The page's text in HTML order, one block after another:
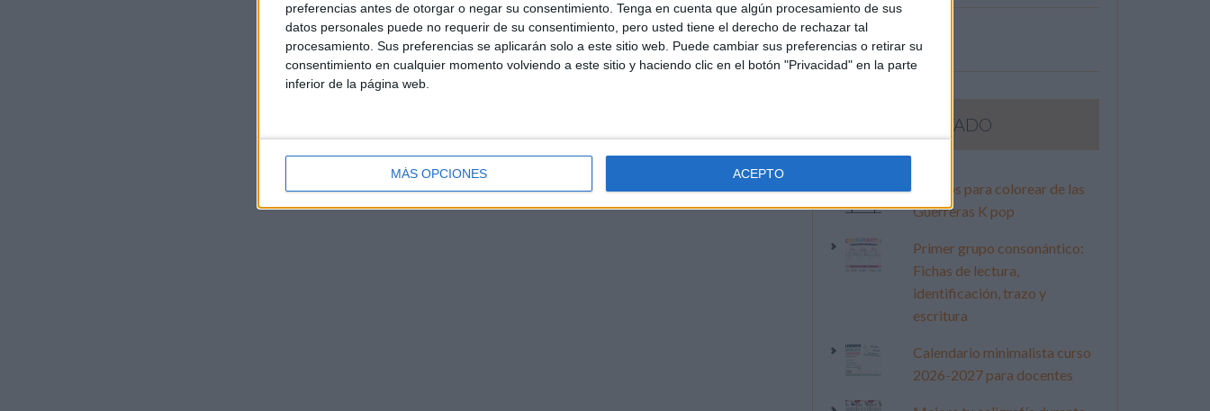
preferencias antes de otorgar o negar su consentimiento. Tenga en cuenta que algún procesamiento de sus
datos personales puede no requerir de su consentimiento, pero usted tiene el derecho de rechazar tal
procesamiento. Sus preferencias se aplicarán solo a este sitio web. Puede cambiar sus preferencias o retirar su
consentimiento en cualquier momento volviendo a este sitio y haciendo clic en el botón "Privacidad" en la parte
inferior de la página web.
MÁS OPCIONES ACEPTO
LO MÁS VISITADO
Dibujos para colorear de las
Guerreras K pop
Primer grupo consonántico:
Fichas de lectura,
identificación, trazo y
escritura
Calendario minimalista curso
2026-2027 para docentes